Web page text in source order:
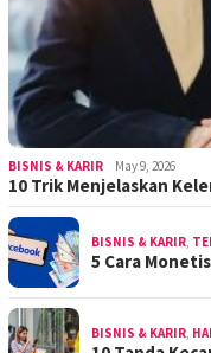
BISNIS & KARIR May 9, 2026
10 Trik Menjelaskan
BISNIS & KARIR
5 Cara
BISNIS & KARIR